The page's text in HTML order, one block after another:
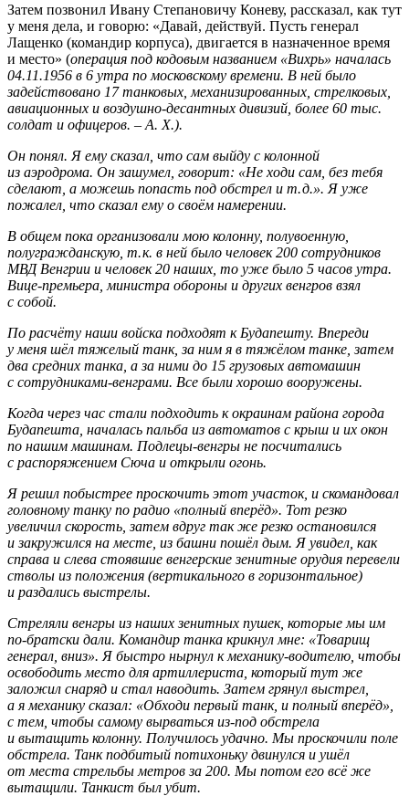
Затем позвонил Ивану Степановичу Коневу, рассказал, как тут
у меня дела, и говорю: «Давай, действуй. Пусть генерал
Лащенко (командир корпуса), двигается в назначенное время
и место» (операция под кодовым названием «Вихрь» началась
04.11.1956 в 6 утра по московскому времени. В ней было
задействовано 17 танковых, механизированных, стрелковых,
авиационных и воздушно-десантных дивизий, более 60 тыс.
солдат и офицеров. – А. Х.).
Он понял. Я ему сказал, что сам выйду с колонной
из аэродрома. Он зашумел, говорит: «Не ходи сам, без тебя
сделают, а можешь попасть под обстрел и т. д.». Я уже
пожалел, что сказал ему о своём намерении.
В общем пока организовали мою колонну, полувоенную,
полугражданскую, т. к. в ней было человек 200 сотрудников
МВД Венгрии и человек 20 наших, то уже было 5 часов утра.
Вице-премьера, министра обороны и других венгров взял
с собой.
По расчёту наши войска подходят к Будапешту. Впереди
у меня шёл тяжелый танк, за ним я в тяжёлом танке, затем
два средних танка, а за ними до 15 грузовых автомашин
с сотрудниками-венграми. Все были хорошо вооружены.
Когда через час стали подходить к окраинам района города
Будапешта, началась пальба из автоматов с крыш и их окон
по нашим машинам. Подлецы-венгры не посчитались
с распоряжением Сюча и открыли огонь.
Я решил побыстрее проскочить этот участок, и скомандовал
головному танку по радио «полный вперёд». Тот резко
увеличил скорость, затем вдруг так же резко остановился
и закружился на месте, из башни пошёл дым. Я увидел, как
справа и слева стоявшие венгерские зенитные орудия перевели
стволы из положения (вертикального в горизонтальное)
и раздались выстрелы.
Стреляли венгры из наших зенитных пушек, которые мы им
по-братски дали. Командир танка крикнул мне: «Товарищ
генерал, вниз». Я быстро нырнул к механику-водителю, чтобы
освободить место для артиллериста, который тут же
заложил снаряд и стал наводить. Затем грянул выстрел,
а я механику сказал: «Обходи первый танк, и полный вперёд»,
с тем, чтобы самому вырваться из-под обстрела
и вытащить колонну. Получилось удачно. Мы проскочили поле
обстрела. Танк подбитый потихоньку двинулся и ушёл
от места стрельбы метров за 200. Мы потом его всё же
вытащили. Танкист был убит.